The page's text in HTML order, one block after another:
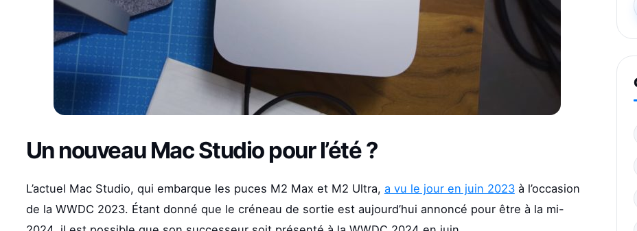
Un nouveau Mac Studio pour l’été ?
L’actuel Mac Studio, qui embarque les puces M2 Max et M2 Ultra, a vu le jour en juin 2023à l’occasion
de la WWDC 2023. Étant donné que le créneau de sortie est aujourd’hui annoncé pour être à la mi-